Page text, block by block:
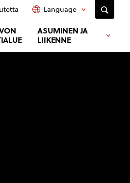
ASUMINEN JA
LIIKENNE
Language